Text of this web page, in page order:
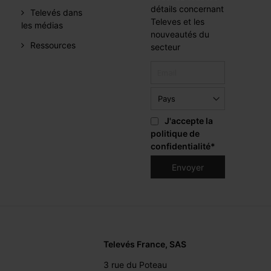
Televés dans
les médias
Ressources
détails concernant
Televes et les
nouveautés du
secteur
J'accepte la
politique de
confidentialité*
Televés France, SAS
3 rue du Poteau